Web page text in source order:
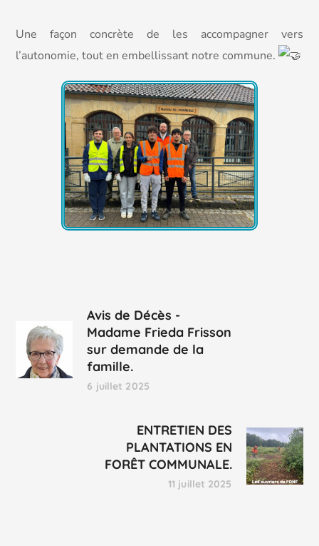
Une façon concrète de les accompagner vers
l’autonomie, tout en embellissant notre commune.
Avis de Décès -
Madame Frieda Frisson
sur demande de la
famille.
6 juillet 2025
ENTRETIEN DES
PLANTATIONS EN
FORÊT COMMUNALE.
11 juillet 2025